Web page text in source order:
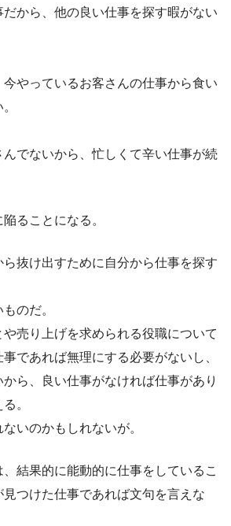
から、他の良い仕事を探す暇がない
やっているお客さんの仕事から食い
んでないから、忙しくて辛い仕事が続
ることになる。
抜け出すために自分から仕事を探す
のだ。
売り上げを求められる役職について
であれば無理にする必要がないし、
ら、良い仕事がなければ仕事があり
。
いのかもしれないが。
結果的に能動的に仕事をしているこ
つけた仕事であれば文句を言えな